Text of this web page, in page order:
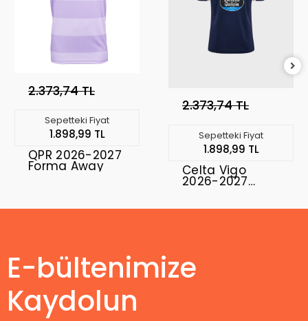
2.373,74 TL
Sepetteki Fiyat
1.898,99 TL
QPR 2026-2027
Forma Away
2.373,74 TL
Sepetteki Fiyat
1.898,99 TL
Celta Vigo
2026-2027
E-bültenimize
Kaydolun